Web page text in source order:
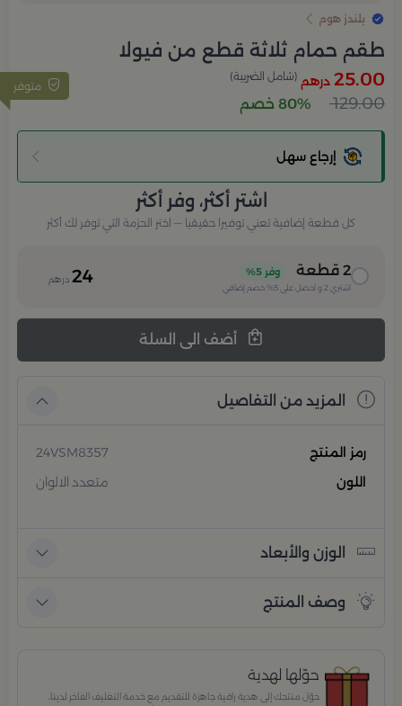
بلندز هوم
طقم حمام ثلاثة قطع من فيولا
متوفر 25.00 درهم (شامل الضريبة)
129.00 80% خصم
إرجاع سهل
اشتر أكثر، وفر أكثر
كل قطعة إضافية تعني توفيرا حقيقيا — اختر الحزمة التي توفر لك أكثر
2 قطعة وفر 5%
اشتري 2 و احصل على 5% خصم إضافي 24 درهم
المزيد من التفاصيل
رمز المنتج
24VSM8357
اللون
متعدد الالوان
الوزن والأبعاد
وصف المنتج
حوّلها لهدية
حوّل منتجك إلى هدية راقية جاهزة للتقديم مع خدمة التغليف الفاخر لدينا،